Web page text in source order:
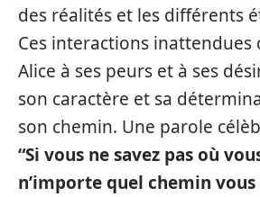
des réalités et les différents
Ces interactions
Alice à ses peurs et à ses
son caractère et sa
son chemin. Une parole
“Si vous ne savez pas où
n’importe quel chemin vous